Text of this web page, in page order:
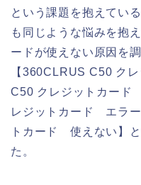
という課題を抱えてい
も同じような悩みを抱
ードが使えない原因を
【360CLRUS C50 ク
C50 クレジットカー
レジットカード エラ
トカード 使えない】
た。